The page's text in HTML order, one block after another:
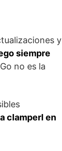
y
siempre
no es la
clamperl en